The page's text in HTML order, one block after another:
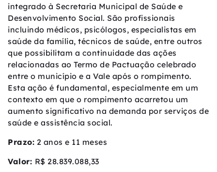
integrado à Secretaria Municipal de Saúde e
Desenvolvimento Social. São profissionais
incluindo médicos, psicólogos, especialistas em
saúde da família, técnicos de saúde, entre outros
que possibilitam a continuidade das ações
relacionadas ao Termo de Pactuação celebrado
entre o município e a Vale após o rompimento.
Esta ação é fundamental, especialmente em um
contexto em que o rompimento acarretou um
aumento significativo na demanda por serviços de
saúde e assistência social.
Prazo: 2 anos e 11 meses
Valor: R$ 28.839.088,33